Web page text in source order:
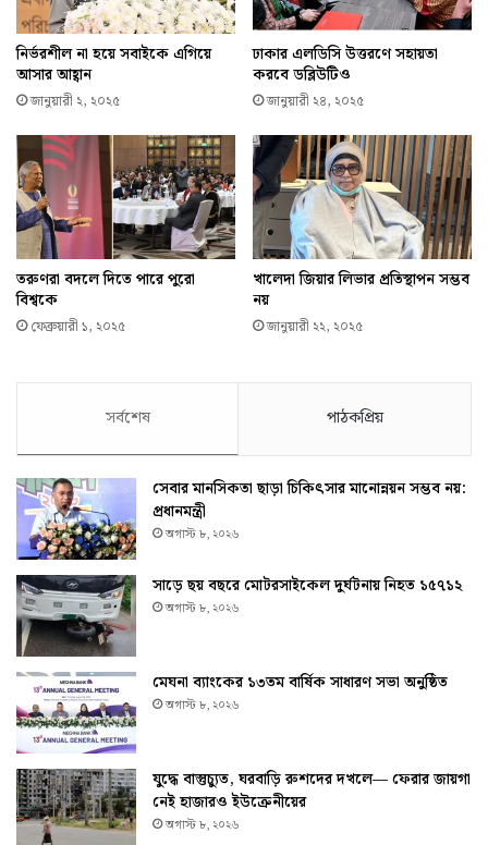
নির্ভরশীল না হয়ে সবাইকে এগিয়ে
আসার আহ্বান
জানুয়ারী ২, ২০২৫
ঢাকার এলডিসি উত্তরণে সহায়তা
করবে ডব্লিউটিও
জানুয়ারী ২৪, ২০২৫
তরুণরা বদলে দিতে পারে পুরো
বিশ্বকে
ফেব্রুয়ারী ১, ২০২৫
খালেদা জিয়ার লিভার প্রতিস্থাপন সম্ভব
নয়
জানুয়ারী ২২, ২০২৫
সর্বশেষ পাঠকপ্রিয়
সেবার মানসিকতা ছাড়া চিকিৎসার মানোন্নয়ন সম্ভব নয়:
প্রধানমন্ত্রী
অগাস্ট ৮, ২০২৬
সাড়ে ছয় বছরে মোটরসাইকেল দুর্ঘটনায় নিহত ১৫৭১২
অগাস্ট ৮, ২০২৬
মেঘনা ব্যাংকের ১৩তম বার্ষিক সাধারণ সভা অনুষ্ঠিত
অগাস্ট ৮, ২০২৬
যুদ্ধে বাস্তুচ্যুত, ঘরবাড়ি রুশদের দখলে— ফেরার জায়গা
নেই হাজারও ইউক্রেনীয়ের
অগাস্ট ৮, ২০২৬